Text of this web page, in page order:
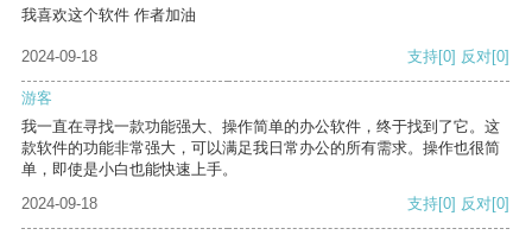
我喜欢这个软件 作者加油
2024-09-18 支持[0] 反对[0]
游客
我一直在寻找一款功能强大、操作简单的办公软件，终于找到了它。这
款软件的功能非常强大，可以满足我日常办公的所有需求。操作也很简
单，即使是小白也能快速上手。
2024-09-18
支持[0] 反对[0]